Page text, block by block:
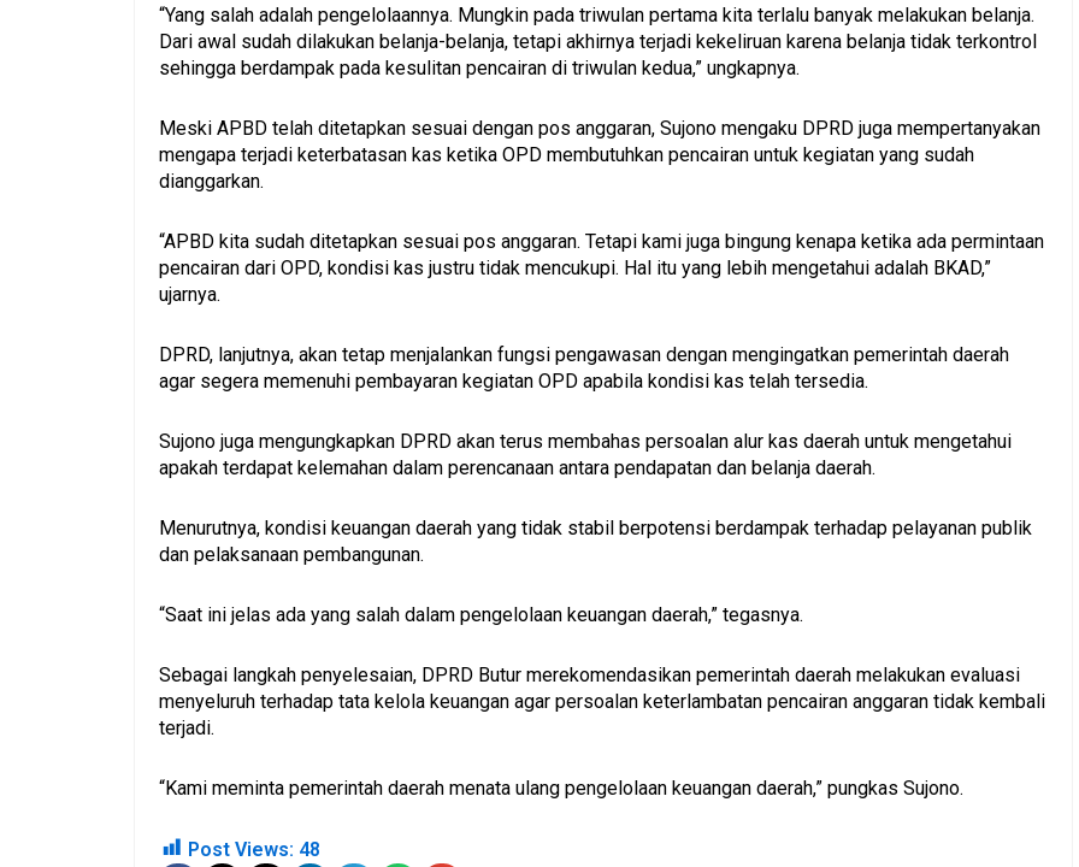
“Yang salah adalah pengelolaannya. Mungkin pada triwulan pertama kita terlalu banyak melakukan belanja.
Dari awal sudah dilakukan belanja-belanja, tetapi akhirnya terjadi kekeliruan karena belanja tidak terkontrol
sehingga berdampak pada kesulitan pencairan di triwulan kedua,” ungkapnya.
Meski APBD telah ditetapkan sesuai dengan pos anggaran, Sujono mengaku DPRD juga mempertanyakan
mengapa terjadi keterbatasan kas ketika OPD membutuhkan pencairan untuk kegiatan yang sudah
dianggarkan.
“APBD kita sudah ditetapkan sesuai pos anggaran. Tetapi kami juga bingung kenapa ketika ada permintaan
pencairan dari OPD, kondisi kas justru tidak mencukupi. Hal itu yang lebih mengetahui adalah BKAD,”
ujarnya.
DPRD, lanjutnya, akan tetap menjalankan fungsi pengawasan dengan mengingatkan pemerintah daerah
agar segera memenuhi pembayaran kegiatan OPD apabila kondisi kas telah tersedia.
Sujono juga mengungkapkan DPRD akan terus membahas persoalan alur kas daerah untuk mengetahui
apakah terdapat kelemahan dalam perencanaan antara pendapatan dan belanja daerah.
Menurutnya, kondisi keuangan daerah yang tidak stabil berpotensi berdampak terhadap pelayanan publik
dan pelaksanaan pembangunan.
“Saat ini jelas ada yang salah dalam pengelolaan keuangan daerah,” tegasnya.
Sebagai langkah penyelesaian, DPRD Butur merekomendasikan pemerintah daerah melakukan evaluasi
menyeluruh terhadap tata kelola keuangan agar persoalan keterlambatan pencairan anggaran tidak kembali
terjadi.
“Kami meminta pemerintah daerah menata ulang pengelolaan keuangan daerah,” pungkas Sujono.
Post Views: 48